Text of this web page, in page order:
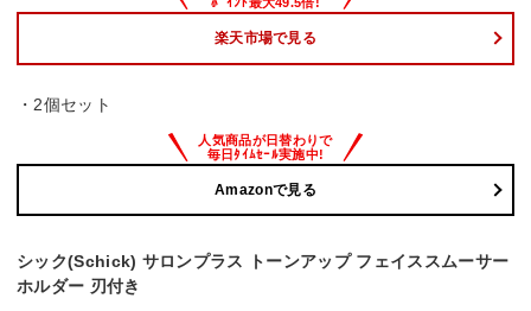
楽天市場で見る
・2個セット
Amazonで見る
シック(Schick) サロンプラス トーンアップ フェイススムーサー
ホルダー 刃付き